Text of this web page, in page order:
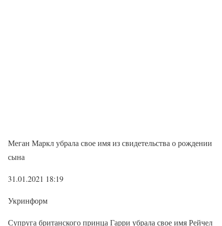
Меган Маркл убрала свое имя из свидетельства о рождении
сына
31.01.2021 18:19
Укринформ
Супруга британского принца Гарри убрала свое имя Рейчел